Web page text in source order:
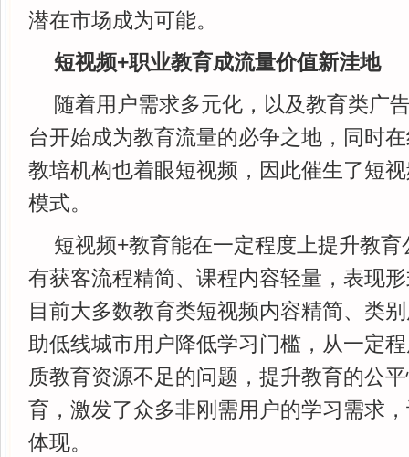
潜在市场成为可能。
短视频+职业教育成流量价值新洼地
随着用户需求多元化，以及教育类广
台开始成为教育流量的必争之地，同时
教培机构也着眼短视频，因此催生了短
模式。
短视频+教育能在一定程度上提升教
有获客流程精简、课程内容轻量，表现
目前大多数教育类短视频内容精简、类
助低线城市用户降低学习门槛，从一定
质教育资源不足的问题，提升教育的公
育，激发了众多非刚需用户的学习需求
体现。